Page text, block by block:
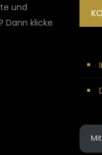
und
klicke